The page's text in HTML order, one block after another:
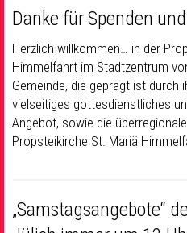
Danke für Spenden
Herzlich willkommen… in der
Himmelfahrt im Stadtzentrum
Gemeinde, die geprägt ist durch
vielseitiges gottesdienstliches
Angebot, sowie die
Propsteikirche St. Mariä
„Samstagsangebote“